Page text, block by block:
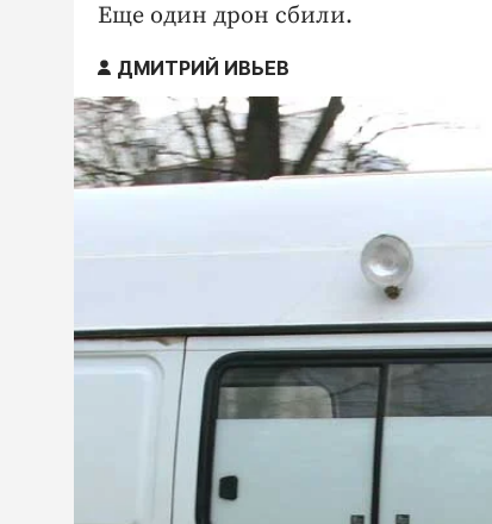
Еще один дрон сбили.
ДМИТРИЙ ИВЬЕВ